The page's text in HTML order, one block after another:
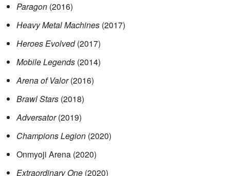
Paragon (2016)
Heavy Metal Machines (2017)
Heroes Evolved(2017)
Mobile Legends (2014)
Arena of Valor(2016)
Brawl Stars (2018)
Adversator(2019)
Champions Legion (2020)
Onmyoji Arena (2020)
Extraordinary One (2020)